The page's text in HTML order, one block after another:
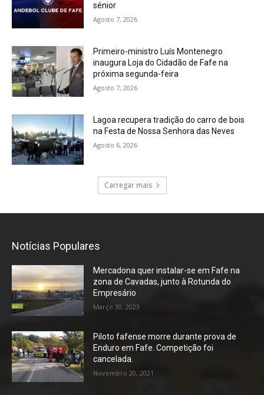
sénior
Agosto 7, 2026
Primeiro-ministro Luís Montenegro
inaugura Loja do Cidadão de Fafe na
próxima segunda-feira
Agosto 7, 2026
Lagoa recupera tradição do carro de bois
na Festa de Nossa Senhora das Neves
Agosto 6, 2026
Carregar mais
Notícias Populares
Mercadona quer instalar-se em Fafe na
zona de Cavadas, junto à Rotunda do
Empresário
Março 30, 2023
Piloto fafense morre durante prova de
Enduro em Fafe. Competição foi
cancelada.
Novembro 20, 2021